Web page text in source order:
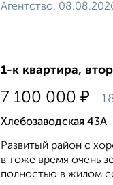
Агентство,
1-к квартира,
7 100 000 ₽
Хлебозаводская 43А
Развитый район с
в тоже время очень
полностью в жилом